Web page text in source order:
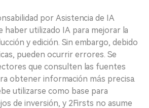
por Asistencia de IA
haber utilizado IA para mejorar la
y edición. Sin embargo, debido
pueden ocurrir errores. Se
que consulten las fuentes
obtener información más precisa.
utilizarse como base para
de inversión, y 2Firsts no asume